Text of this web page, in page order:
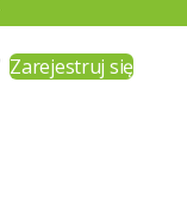
Zarejestruj się